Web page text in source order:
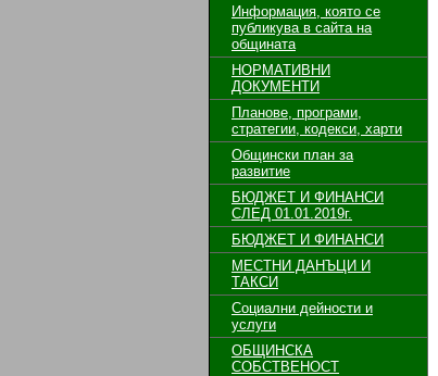
Информация, която се
публикува в сайта на
общината
НОРМАТИВНИ
ДОКУМЕНТИ
Планове, програми,
стратегии, кодекси, харти
Общински план за
развитие
БЮДЖЕТ И ФИНАНСИ
СЛЕД 01.01.2019г.
БЮДЖЕТ И ФИНАНСИ
МЕСТНИ ДАНЪЦИ И
ТАКСИ
Социални дейности и
услуги
ОБЩИНСКА
СОБСТВЕНОСТ